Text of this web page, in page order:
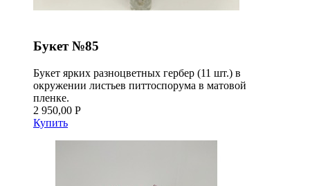
Букет №85
Букет ярких разноцветных гербер (11 шт.) в
окружении листьев питтоспорума в матовой
пленке.
2 950,00 Р
Купить